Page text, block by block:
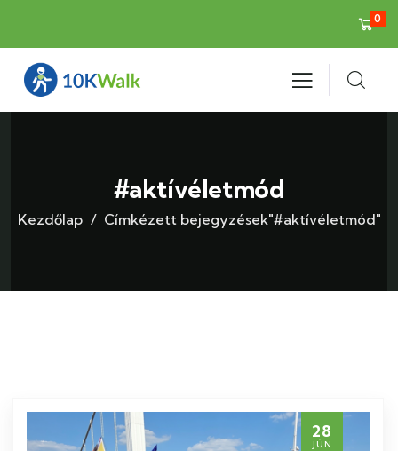
0
#aktívéletmód
Kezdőlap Címkézett bejegyzések"#aktívéletmód"
28
JÚN